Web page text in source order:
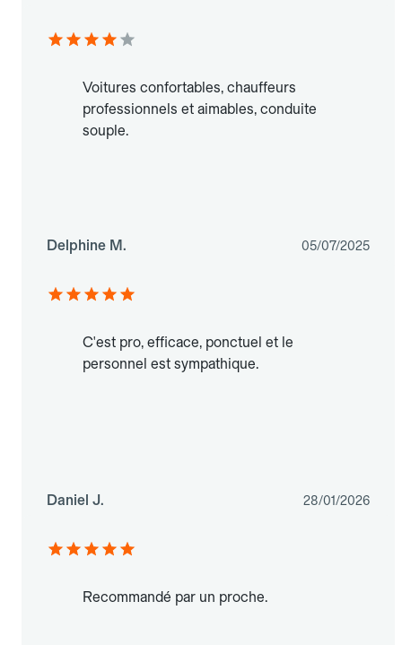
Voitures confortables, chauffeurs
professionnels et aimables, conduite
souple.
Delphine M. 05/07/2025
C'est pro, efficace, ponctuel et le
personnel est sympathique.
Daniel J. 28/01/2026
Recommandé par un proche.